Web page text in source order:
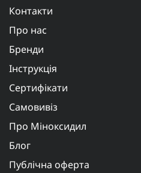
Контакти
Про нас
Бренди
Інструкція
Сертифікати
Самовивіз
Про Міноксидил
Блог
Публічна оферта